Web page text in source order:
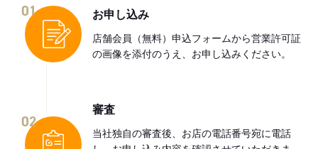
01 お申し込み
店舗会員（無料）申込フォームから営業許可証
の画像を添付のうえ、お申し込みください。
02
審査
当社独自の審査後、お店の電話番号宛に電話